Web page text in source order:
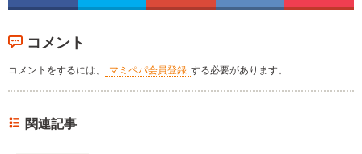
コメント
コメントをするには、 マミペパ会員登録 する必要があります。
関連記事